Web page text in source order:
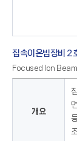
집속이온빔장비 2
Focused Ion Beam
개요